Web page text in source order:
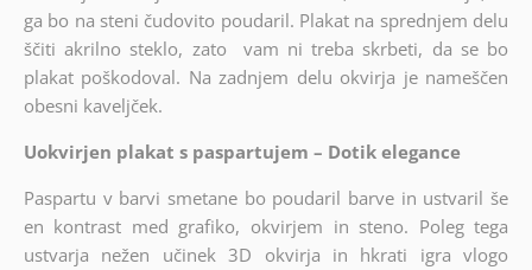
ga bo na steni čudovito poudaril. Plakat na sprednjem delu
ščiti akrilno steklo, zato vam ni treba skrbeti, da se bo
plakat poškodoval. Na zadnjem delu okvirja je nameščen
obesni kaveljček.
Uokvirjen plakat s paspartujem – Dotik elegance
Paspartu v barvi smetane bo poudaril barve in ustvaril še
en kontrast med grafiko, okvirjem in steno. Poleg tega
ustvarja nežen učinek 3D okvirja in hkrati igra vlogo